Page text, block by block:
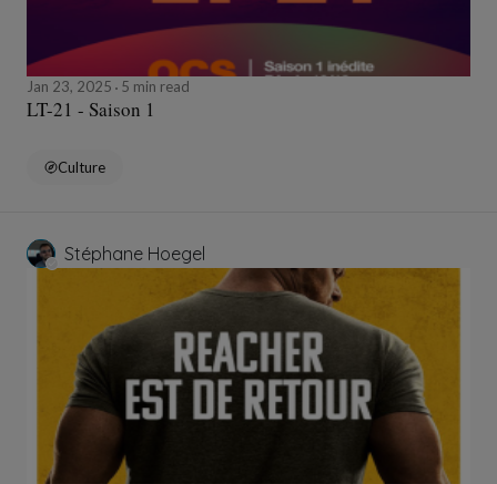
Jan 23, 2025 5 min read
LT-21 - Saison 1
Culture
Stéphane Hoegel